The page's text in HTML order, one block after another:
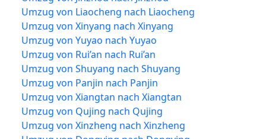
Umzug von Liaocheng nach Liaocheng
Umzug von Xinyang nach Xinyang
Umzug von Yuyao nach Yuyao
Umzug von Rui’an nach Rui’an
Umzug von Shuyang nach Shuyang
Umzug von Panjin nach Panjin
Umzug von Xiangtan nach Xiangtan
Umzug von Qujing nach Qujing
Umzug von Xinzheng nach Xinzheng